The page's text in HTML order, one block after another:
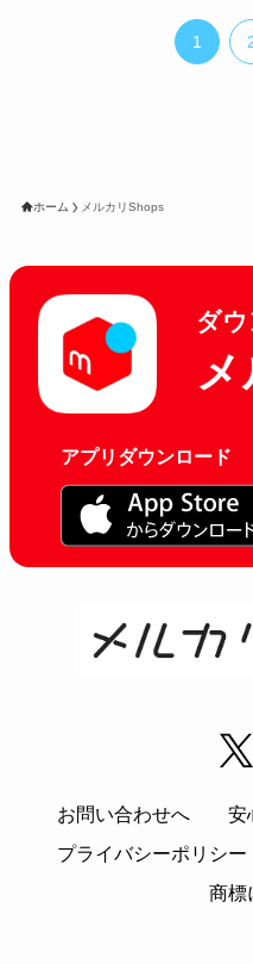
1
ホーム メルカリShops
ダ
メ
アプリダウンロード
お問い合わせへ
安
プライバシーポリシー
商標